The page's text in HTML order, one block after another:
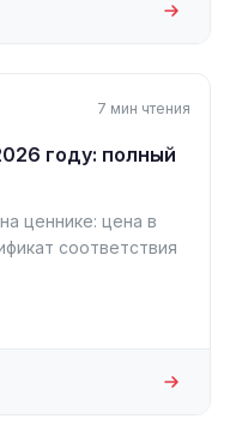
7 мин чтения
году: полный
ценнике: цена в
соответствия